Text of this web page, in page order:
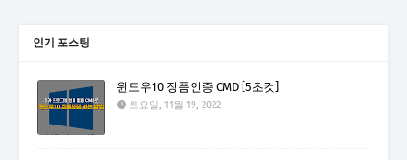
인기 포스팅
윈도우10 정품인증 CMD [5초컷]
토요일, 11월 19, 2022